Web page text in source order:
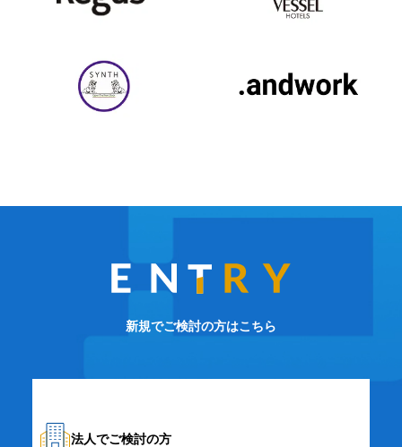
新規でご検討の方はこちら
法人でご検討の方